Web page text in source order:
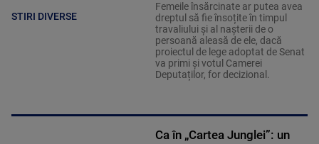
STIRI DIVERSE
Femeile însărcinate ar putea avea
dreptul să fie însoțite în timpul
travaliului și al nașterii de o
persoană aleasă de ele, dacă
proiectul de lege adoptat de Senat
va primi și votul Camerei
Deputaților, for decizional.
Ca în „Cartea Junglei”: un